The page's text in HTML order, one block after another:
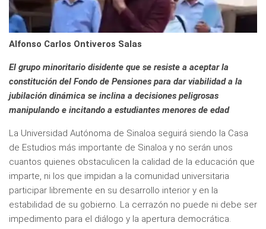
Alfonso Carlos Ontiveros Salas
El grupo minoritario disidente que se resiste a aceptar la
constitución del Fondo de Pensiones para dar viabilidad a la
jubilación dinámica se inclina a decisiones peligrosas
manipulando e incitando a estudiantes menores de edad
La Universidad Autónoma de Sinaloa seguirá siendo la Casa
de Estudios más importante de Sinaloa y no serán unos
cuantos quienes obstaculicen la calidad de la educación que
imparte, ni los que impidan a la comunidad universitaria
participar libremente en su desarrollo interior y en la
estabilidad de su gobierno. La cerrazón no puede ni debe ser
impedimento para el diálogo y la apertura democrática.